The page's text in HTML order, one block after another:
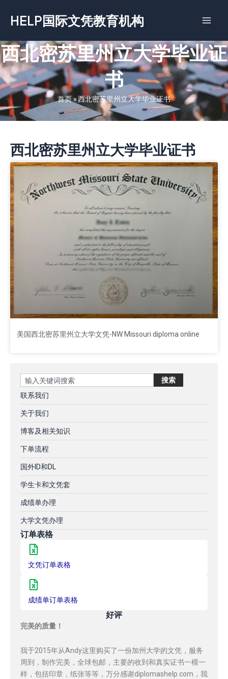
容
HELP国际文凭教育机构
西北密苏里州立大学毕业证
书
首页»西北密苏里州立大学毕业证书
西北密苏里州立大学毕业证书
美国西北密苏里州立大学文凭-NW Missouri diploma online
Search 搜索
联系我们
关于我们
博客及相关知识
下单流程
国外ID和DL
学生卡和文凭套
成绩单办理
大学文凭办理
订单表格
文凭订单表格
成绩单订单表格
好评
完美的质量！
我于2015年从Andy这里购买了一份加州大学的文凭，服务
周到，制作完美，全球包邮，主要的收到和真实证书一模一
样，包括印章，纸张等等，万分感谢diplomashelp.com，我